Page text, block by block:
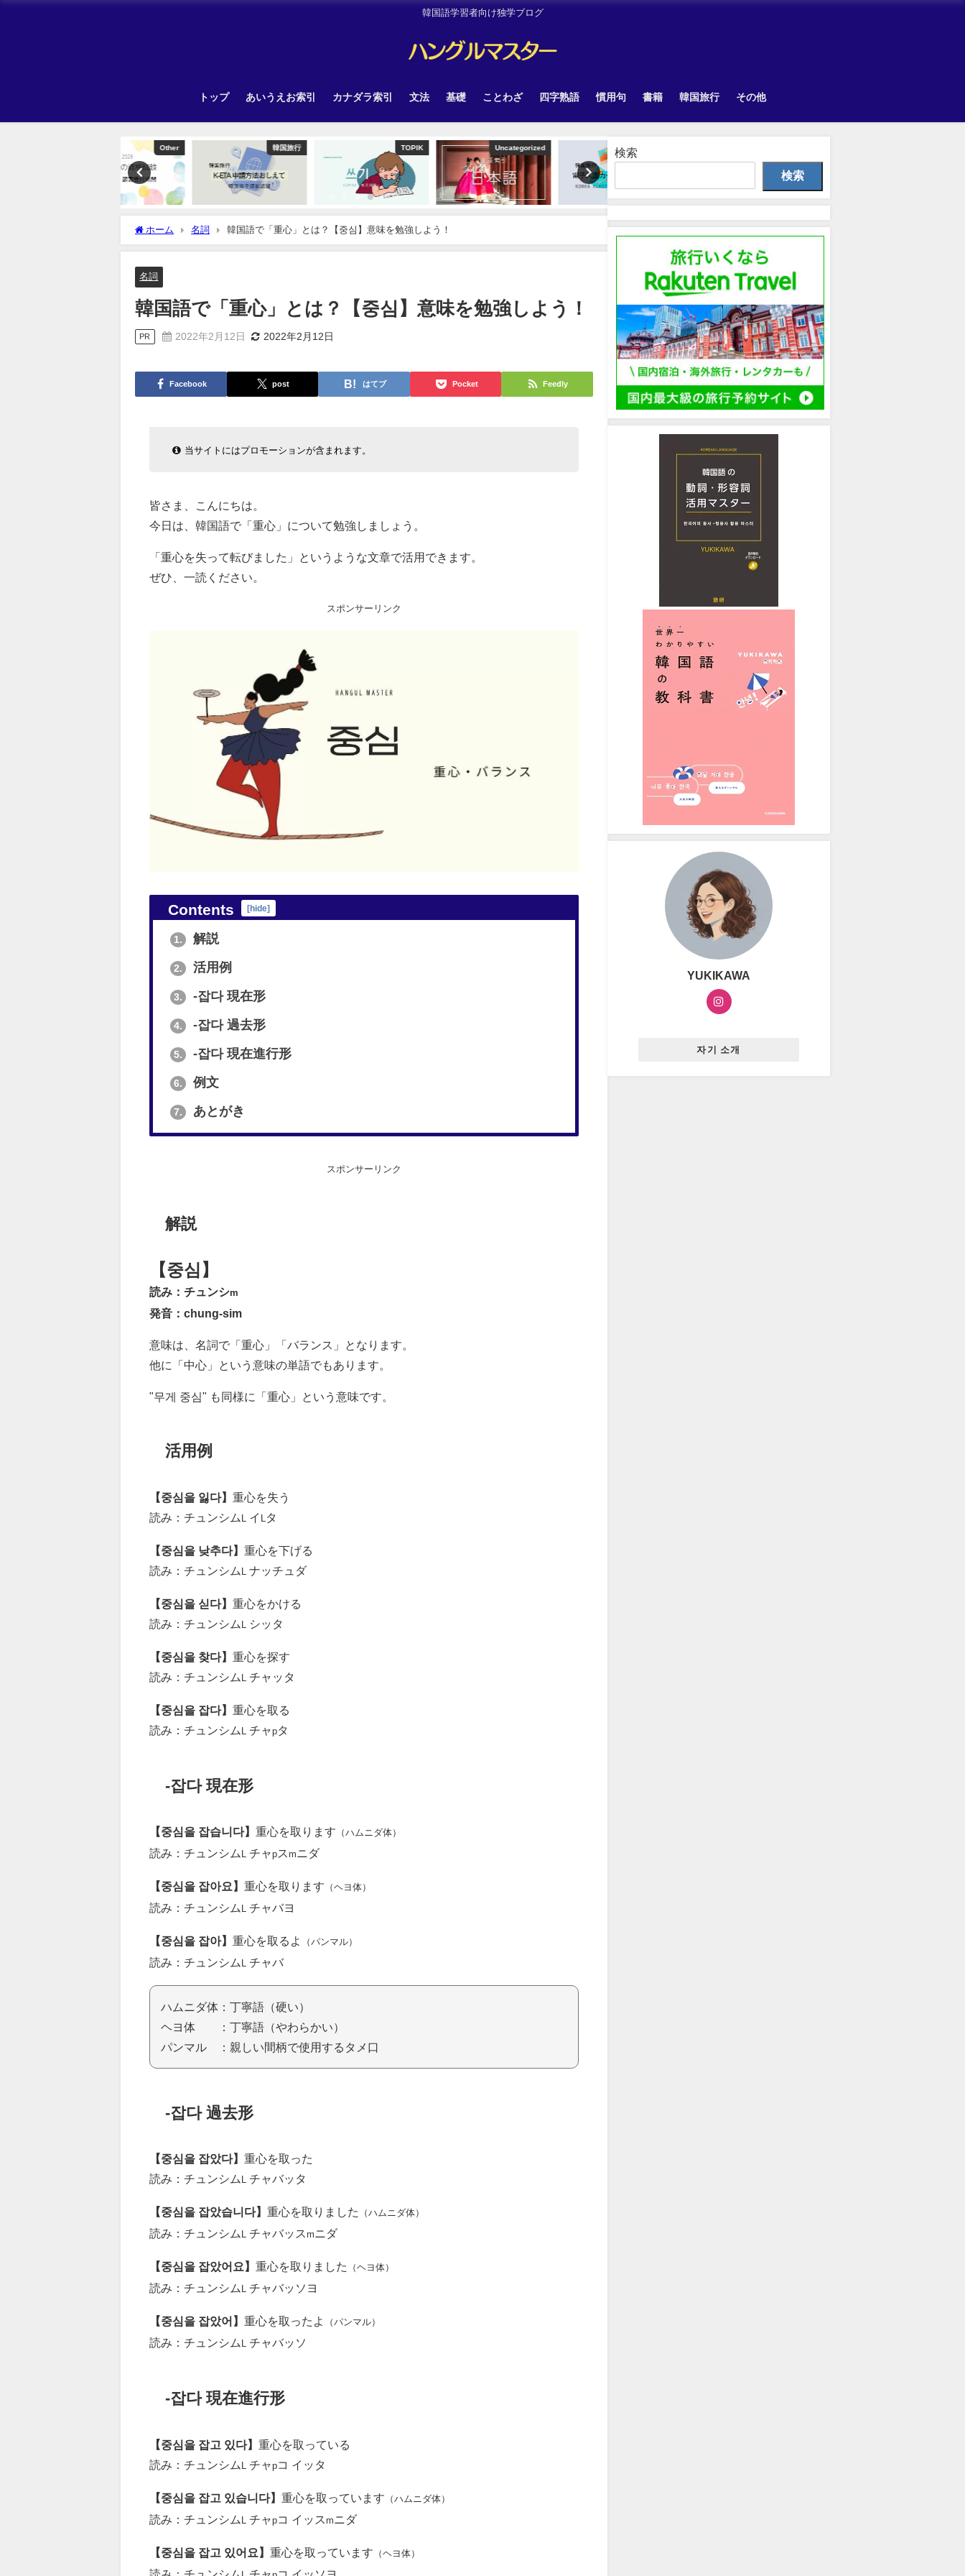
韓国語学習者向け独学ブログ
トップ あいうえお索引 カナダラ索引 文法 基礎 ことわざ 四字熟語 慣用句 書籍 韓国旅行 その他
韓国旅行 Uncategorized
ホーム 名詞 韓国語で「重心」とは？【중심】意味を勉強しよう！
名詞
韓国語で「重心」とは？【중심】意味を勉強しよう！
PR 2022年2月12日 2022年2月12日
Facebook post はてブ Pocket Feedly
当サイトにはプロモーションが含まれます。
皆さま、こんにちは。
今日は、韓国語で「重心」について勉強しましょう。
「重心を失って転びました」というような文章で活用できます。
ぜひ、一読ください。
スポンサーリンク
Contents [hide]
1. 解説
2. 活用例
3. -잡다 現在形
4. -잡다 過去形
5. -잡다 現在進行形
6. 例文
7. あとがき
スポンサーリンク
解説
【중심】
読み：チュンシm
発音：chung-sim
意味は、名詞で「重心」「バランス」となります。
他に「中心」という意味の単語でもあります。
"무게 중심" も同様に「重心」という意味です。
活用例
【중심을 잃다】 重心を失う
読み：チュンシム
イ タ
【중심을 낮추다】 重心を下げる
読み：チュンシム
ナッチュダ
【중심을 싣다】 重心をかける
読み：チュンシム
シッタ
【중심을 찾다】 重心を探す
読み：チュンシム
チャッタ
【중심을 잡다】 重心を取る
読み：チュンシム
チャpタ
-잡다 現在形
【중심을 잡습니다】 重心を取ります （ハムニダ体）
読み：チュンシム チャpス m ニダ
【중심을 잡아요】 重心を取ります （ヘヨ体）
読み：チュンシム チャバヨ
【중심을 잡아】 重心を取るよ （パンマル）
読み：チュンシム チャバ
ハムニダ体：丁寧語（硬い）
ヘヨ体 ：丁寧語（やわらかい）
パンマル ：親しい間柄で使用するタメ口
-잡다 過去形
【중심을 잡았다】 重心を取った
読み：チュンシム
チャバッタ
【중심을 잡았습니다】 重心を取りました （ハムニダ体）
読み：チュンシム チャバッスmニダ
【중심을 잡았어요】 重心を取りました （ヘヨ体）
読み：チュンシム チャバッソヨ
【중심을 잡았어】 重心を取ったよ （パンマル）
読み：チュンシム チャバッソ
-잡다 現在進行形
【중심을 잡고 있다】 重心を取っている
読み：チュンシム
チャpコ イッタ
【중심을 잡고 있습니다】 重心を取っています （ハムニダ体）
読み：チュンシム チャpコ イッス m ニダ
【중심을 잡고 있어요】 重心を取っています （ヘヨ体）
検索
検索
YUKIKAWA
자기 소개